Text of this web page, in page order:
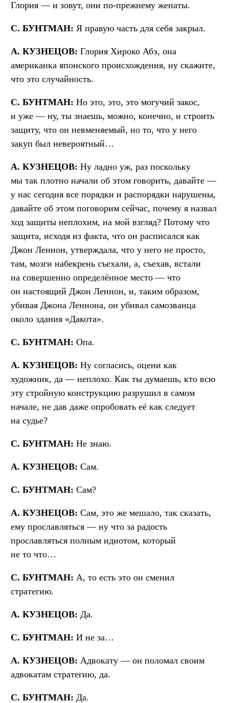
Глория — и зовут, они по-прежнему женаты.
С. БУНТМАН: Я правую часть для себя закрыл.
А. КУЗНЕЦОВ: Глория Хироко Абэ, она
американка японского происхождения, ну скажите,
что это случайность.
С. БУНТМАН: Но это, это, это могучий закос,
и уже — ну, ты знаешь, можно, конечно, и строить
защиту, что он невменяемый, но то, что у него
закуп был невероятный…
А. КУЗНЕЦОВ: Ну ладно уж, раз поскольку
мы так плотно начали об этом говорить, давайте —
у нас сегодня все порядки и распорядки нарушены,
давайте об этом поговорим сейчас, почему я назвал
ход защиты неплохим, на мой взгляд? Потому что
защита, исходя из факта, что он расписался как
Джон Леннон, утверждала, что у него не просто,
там, мозги набекрень съехали, а, съехав, встали
на совершенно определённое место — что
он настоящий Джон Леннон, и, таким образом,
убивая Джона Леннона, он убивал самозванца
около здания «Дакота».
С. БУНТМАН: Опа.
А. КУЗНЕЦОВ: Ну согласись, оцени как
художник, да — неплохо. Как ты думаешь, кто всю
эту стройную конструкцию разрушил в самом
начале, не дав даже опробовать её как следует
на судье?
С. БУНТМАН: Не знаю.
А. КУЗНЕЦОВ: Сам.
С. БУНТМАН: Сам?
А. КУЗНЕЦОВ: Сам, это же мешало, так сказать,
ему прославляться — ну что за радость
прославляться полным идиотом, который
не то что…
С. БУНТМАН: А, то есть это он сменил
стратегию.
А. КУЗНЕЦОВ: Да.
С. БУНТМАН: И не за…
А. КУЗНЕЦОВ: Адвокату — он поломал своим
адвокатам стратегию, да.
С. БУНТМАН: Да.